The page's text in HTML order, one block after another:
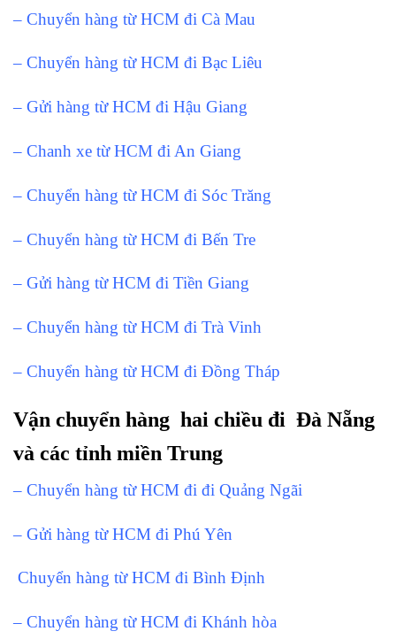
– Chuyển hàng từ HCM đi Cà Mau
– Chuyển hàng từ HCM đi Bạc Liêu
– Gửi hàng từ HCM đi Hậu Giang
– Chanh xe từ HCM đi An Giang
– Chuyển hàng từ HCM đi Sóc Trăng
– Chuyển hàng từ HCM đi Bến Tre
– Gửi hàng từ HCM đi Tiền Giang
– Chuyển hàng từ HCM đi Trà Vinh
– Chuyển hàng từ HCM đi Đồng Tháp
Vận chuyển hàng hai chiều đi Đà Nẵng
và các tỉnh miền Trung
– Chuyển hàng từ HCM đi đi Quảng Ngãi
– Gửi hàng từ HCM đi Phú Yên
Chuyển hàng từ HCM đi Bình Định
– Chuyển hàng từ HCM đi Khánh hòa